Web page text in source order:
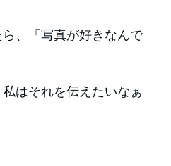
、「写真が好きなんで
はそれを伝えたいなぁ